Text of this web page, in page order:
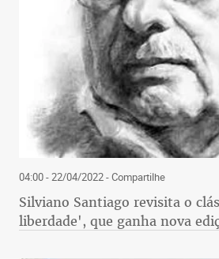
04:00 - 22/04/2022- Compartilhe
Silviano Santiago revisita o
liberdade', que ganha nova